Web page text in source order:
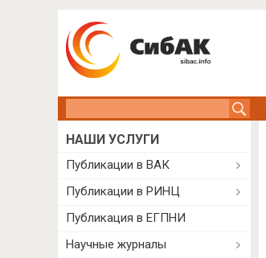
НАШИ УСЛУГИ
Публикации в ВАК
Публикации в РИНЦ
Публикация в ЕГПНИ
Научные журналы